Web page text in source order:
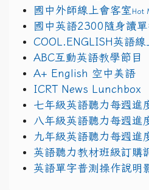
國中外師線上會客室Hot
國中英語2300隨身讀
COOL.ENGLISH英語線
ABC互動英語教學節目
A+ English 空中美語
ICRT News Lunchbox
七年級英語聽力每週進
八年級英語聽力每週進
九年級英語聽力每週進
英語聽力教材班級訂購
英語單字普測操作說明